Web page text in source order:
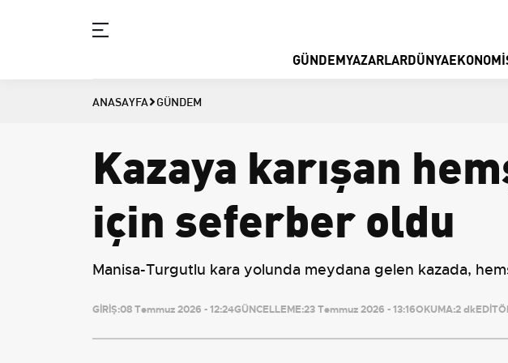
GÜNDEMYAZARLARDÜNYAEKONOMI
ANASAYFA GÜNDEM
Kazaya karışan
için seferber oldu
Manisa-Turgutlu kara yolunda meydana gelen kazada,
GİRİŞ:08 Temmuz 2026 - 12:24GÜNCELLEME:23 Temmuz 2026 - 13:16OKUMA:2 dk